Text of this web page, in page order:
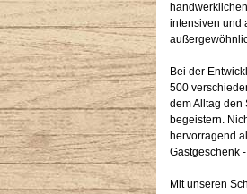
intensiven und
Bei der
500
dem Alltag den
begeistern.
hervorragend
Gastgeschenk
Mit unseren